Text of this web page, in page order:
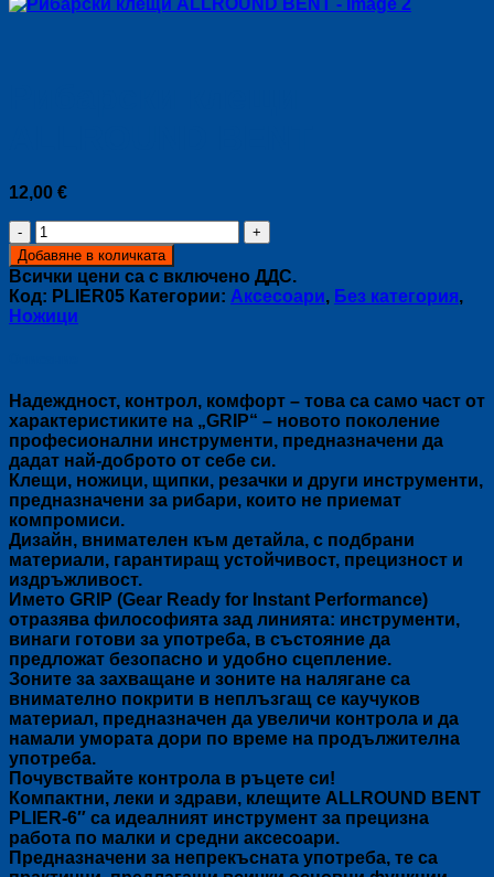
12,00 €
количество
за
Рибарски
клещи
ALLROUND
BENT
Добавяне в количката
Всички цени са с включено ДДС.
Код: PLIER05 Категории: Аксесоари, Без категория,
Ножици
Надеждност, контрол, комфорт – това са само част от
характеристиките на „GRIP“ – новото поколение
професионални инструменти, предназначени да
дадат най-доброто от себе си.
Клещи, ножици, щипки, резачки и други инструменти,
предназначени за рибари, които не приемат
компромиси.
Дизайн, внимателен към детайла, с подбрани
материали, гарантиращ устойчивост, прецизност и
издръжливост.
Името GRIP (Gear Ready for Instant Performance)
отразява философията зад линията: инструменти,
винаги готови за употреба, в състояние да
предложат безопасно и удобно сцепление.
Зоните за захващане и зоните на налягане са
внимателно покрити в неплъзгащ се каучуков
материал, предназначен да увеличи контрола и да
намали умората дори по време на продължителна
употреба.
Почувствайте контрола в ръцете си!
Компактни, леки и здрави, клещите ALLROUND BENT
PLIER-6″ са идеалният инструмент за прецизна
работа по малки и средни аксесоари.
Предназначени за непрекъсната употреба, те са